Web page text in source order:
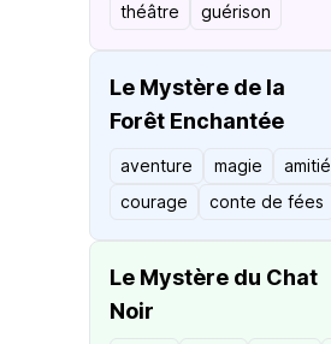
théâtre
guérison
Le Mystère de la
Forêt Enchantée
aventure magie amitié
courage
conte de fées
Le Mystère du Chat
Noir